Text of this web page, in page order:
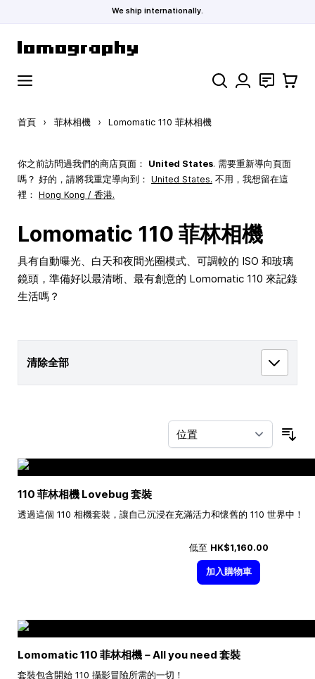
We ship internationally.
搜索 聯絡 購物車
首頁 › 菲林相機 › Lomomatic 110 菲林相機
你之前訪問過我們的商店頁面： United States. 需要重新導向頁面
嗎？ 好的，請將我重定導向到： United States. 不用，我想留在這
裡： Hong Kong / 香港.
Lomomatic 110 菲林相機
具有自動曝光、白天和夜間光圈模式、可調較的 ISO 和玻璃
鏡頭，準備好以最清晰、最有創意的 Lomomatic 110 來記錄
生活嗎？
清除全部
110 菲林相機 Lovebug 套裝
透過這個 110 相機套裝，讓自己沉浸在充滿活力和懷舊的 110 世界中！
低至 HK$1,160.00
加入購物車
Lomomatic 110 菲林相機－All you need 套裝
套裝包含開始 110 攝影冒險所需的一切！